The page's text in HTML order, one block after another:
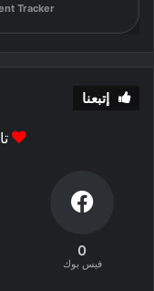
Tracker
إتبعنا
0
فيس بوك